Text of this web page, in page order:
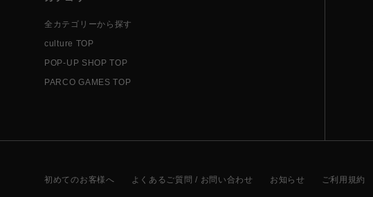
全カテゴリーから探す
culture TOP
POP-UP SHOP TOP
PARCO GAMES TOP
初めてのお客様へ よくあるご質問 / お問い合わせ お知らせ ご利用規約